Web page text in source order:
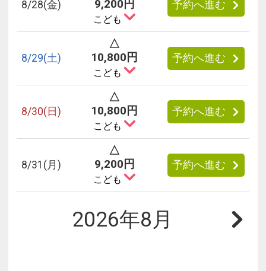
8/28(金)
9,200円
こども
予約へ進む
8/29(土)
△
10,800円
こども
予約へ進む
8/30(日)
△
10,800円
こども
予約へ進む
8/31 (月)
△
9,200円
こども
予約へ進む
2026年8月